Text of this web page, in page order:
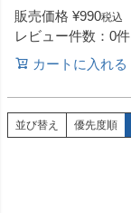
販売価格 ¥990税込
レビュー件数：0件
カートに入れる
並び替え 優先度順